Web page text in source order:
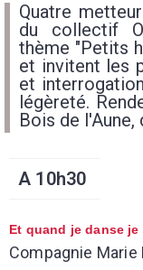
Quatre
du collectif
thème "Petits
et invitent les
et
légèreté.
Bois de
A 10h30
Et quand je danse je
Compagnie